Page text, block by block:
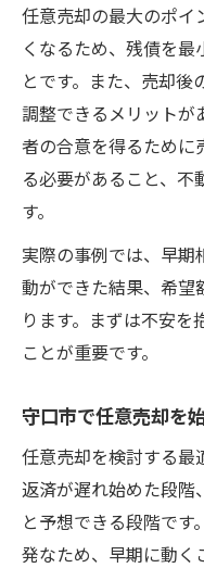
任意売却の
高く売るために
任意売却で
守口市の市
任意売却で
売却価格を
任意売却で
策
任意売却の最大のポイ
くなるため、残債を
とです。また、売却後
調整できるメリットが
者の合意を得るために
る必要があること、
す。
実際の事例では、早期
動ができた結果、希望
ります。まずは不安を
ことが重要です。
守口市で任意売却を
任意売却を検討する最
返済が遅れ始めた段階
と予想できる段階で
発なため、早期に動く